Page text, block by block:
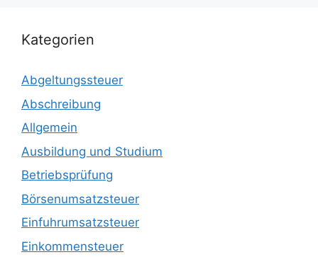
Kategorien
Abgeltungssteuer
Abschreibung
Allgemein
Ausbildung und Studium
Betriebsprüfung
Börsenumsatzsteuer
Einfuhrumsatzsteuer
Einkommensteuer